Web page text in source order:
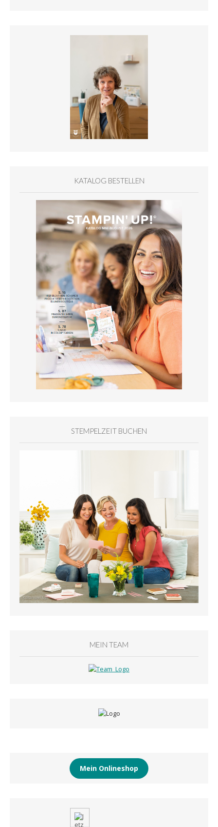
KATALOG BESTELLEN
STEMPELZEIT BUCHEN
MEIN TEAM
Mein Onlineshop